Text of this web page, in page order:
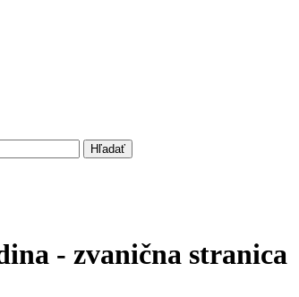
Hľadať
- zvanična stranica